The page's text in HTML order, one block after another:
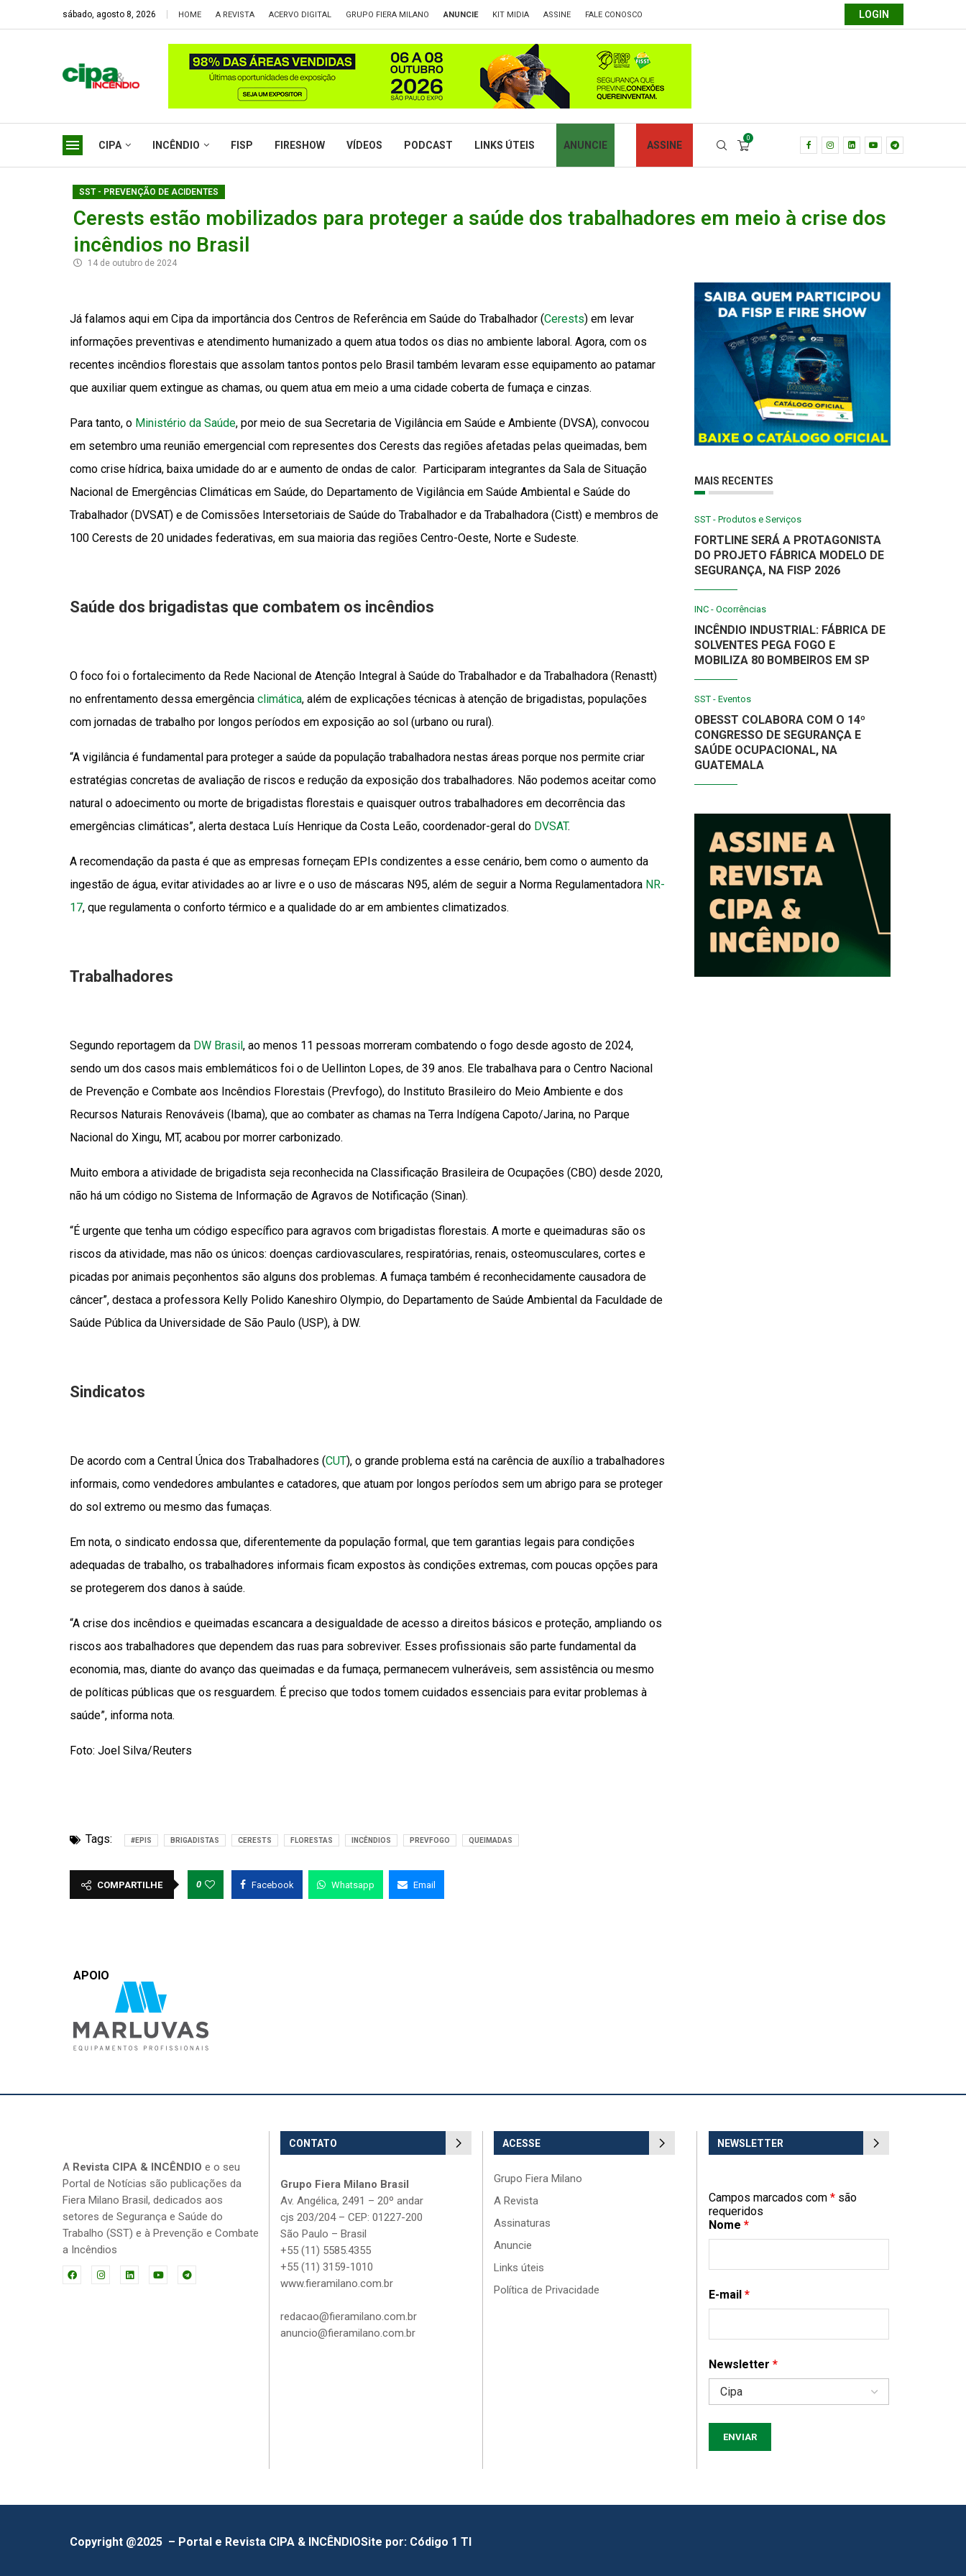
sábado, agosto 8, 2026 HOME A REVISTA ACERVO DIGITAL GRUPO FIERA MILANO ANUNCIE KIT MIDIA ASSINE FALE CONOSCO LOGIN
CIPA INCÊNDIO FISP FIRESHOW VÍDEOS PODCAST LINKS ÚTEIS ANUNCIE ASSINE
0
SST - PREVENÇÃO DE ACIDENTES
Cerests estão mobilizados para proteger a saúde dos trabalhadores em meio à crise dos
incêndios no Brasil
14 de outubro de 2024
Já falamos aqui em Cipa da importância dos Centros de Referência em Saúde do Trabalhador (Cerests) em levar
informações preventivas e atendimento humanizado a quem atua todos os dias no ambiente laboral. Agora, com os
recentes incêndios florestais que assolam tantos pontos pelo Brasil também levaram esse equipamento ao patamar
que auxiliar quem extingue as chamas, ou quem atua em meio a uma cidade coberta de fumaça e cinzas.
Para tanto, o Ministério da Saúde, por meio de sua Secretaria de Vigilância em Saúde e Ambiente (DVSA), convocou
em setembro uma reunião emergencial com representes dos Cerests das regiões afetadas pelas queimadas, bem
como crise hídrica, baixa umidade do ar e aumento de ondas de calor. Participaram integrantes da Sala de Situação
Nacional de Emergências Climáticas em Saúde, do Departamento de Vigilância em Saúde Ambiental e Saúde do
Trabalhador (DVSAT) e de Comissões Intersetoriais de Saúde do Trabalhador e da Trabalhadora (Cistt) e membros de
100 Cerests de 20 unidades federativas, em sua maioria das regiões Centro-Oeste, Norte e Sudeste.
Saúde dos brigadistas que combatem os incêndios
O foco foi o fortalecimento da Rede Nacional de Atenção Integral à Saúde do Trabalhador e da Trabalhadora (Renastt)
no enfrentamento dessa emergência climática, além de explicações técnicas à atenção de brigadistas, populações
com jornadas de trabalho por longos períodos em exposição ao sol (urbano ou rural).
“A vigilância é fundamental para proteger a saúde da população trabalhadora nestas áreas porque nos permite criar
estratégias concretas de avaliação de riscos e redução da exposição dos trabalhadores. Não podemos aceitar como
natural o adoecimento ou morte de brigadistas florestais e quaisquer outros trabalhadores em decorrência das
emergências climáticas”, alerta destaca Luís Henrique da Costa Leão, coordenador-geral do DVSAT.
A recomendação da pasta é que as empresas forneçam EPIs condizentes a esse cenário, bem como o aumento da
ingestão de água, evitar atividades ao ar livre e o uso de máscaras N95, além de seguir a Norma Regulamentadora NR-
17, que regulamenta o conforto térmico e a qualidade do ar em ambientes climatizados.
Trabalhadores
Segundo reportagem da DW Brasil, ao menos 11 pessoas morreram combatendo o fogo desde agosto de 2024,
sendo um dos casos mais emblemáticos foi o de Uellinton Lopes, de 39 anos. Ele trabalhava para o Centro Nacional
de Prevenção e Combate aos Incêndios Florestais (Prevfogo), do Instituto Brasileiro do Meio Ambiente e dos
Recursos Naturais Renováveis (Ibama), que ao combater as chamas na Terra Indígena Capoto/Jarina, no Parque
Nacional do Xingu, MT, acabou por morrer carbonizado.
Muito embora a atividade de brigadista seja reconhecida na Classificação Brasileira de Ocupações (CBO) desde 2020,
não há um código no Sistema de Informação de Agravos de Notificação (Sinan).
“É urgente que tenha um código específico para agravos com brigadistas florestais. A morte e queimaduras são os
riscos da atividade, mas não os únicos: doenças cardiovasculares, respiratórias, renais, osteomusculares, cortes e
picadas por animais peçonhentos são alguns dos problemas. A fumaça também é reconhecidamente causadora de
câncer”, destaca a professora Kelly Polido Kaneshiro Olympio, do Departamento de Saúde Ambiental da Faculdade de
Saúde Pública da Universidade de São Paulo (USP), à DW.
Sindicatos
De acordo com a Central Única dos Trabalhadores (CUT), o grande problema está na carência de auxílio a trabalhadores
informais, como vendedores ambulantes e catadores, que atuam por longos períodos sem um abrigo para se proteger
do sol extremo ou mesmo das fumaças.
Em nota, o sindicato endossa que, diferentemente da população formal, que tem garantias legais para condições
adequadas de trabalho, os trabalhadores informais ficam expostos às condições extremas, com poucas opções para
se protegerem dos danos à saúde.
“A crise dos incêndios e queimadas escancara a desigualdade de acesso a direitos básicos e proteção, ampliando os
riscos aos trabalhadores que dependem das ruas para sobreviver. Esses profissionais são parte fundamental da
economia, mas, diante do avanço das queimadas e da fumaça, permanecem vulneráveis, sem assistência ou mesmo
de políticas públicas que os resguardem. É preciso que todos tomem cuidados essenciais para evitar problemas à
saúde”, informa nota.
Foto: Joel Silva/Reuters
Tags: #EPIS BRIGADISTAS CERESTS FLORESTAS INCÊNDIOS PREVFOGO QUEIMADAS
COMPARTILHE 0 Facebook Whatsapp Email
MAIS RECENTES
SST - Produtos e Serviços
FORTLINE SERÁ A PROTAGONISTA
DO PROJETO FÁBRICA MODELO DE
SEGURANÇA, NA FISP 2026
INC - Ocorrências
INCÊNDIO INDUSTRIAL: FÁBRICA DE
SOLVENTES PEGA FOGO E
MOBILIZA 80 BOMBEIROS EM SP
SST - Eventos
OBESST COLABORA COM O 14º
CONGRESSO DE SEGURANÇA E
SAÚDE OCUPACIONAL, NA
GUATEMALA
APOIO
A Revista CIPA & INCÊNDIO e o seu
Portal de Notícias são publicações da
Fiera Milano Brasil, dedicados aos
setores de Segurança e Saúde do
Trabalho (SST) e à Prevenção e Combate
a Incêndios
CONTATO
Grupo Fiera Milano Brasil
Av. Angélica, 2491 – 20º andar
cjs 203/204 – CEP: 01227-200
São Paulo – Brasil
+55 (11) 5585.4355
+55 (11) 3159-1010
www.fieramilano.com.br
redacao@fieramilano.com.br
anuncio@fieramilano.com.br
ACESSE
Grupo Fiera Milano
A Revista
Assinaturas
Anuncie
Links úteis
Política de Privacidade
NEWSLETTER
Campos marcados com *são
requeridos
Nome *
E-mail *
Newsletter *
Copyright @2025 – Portal e Revista CIPA & INCÊNDIOSite por: Código 1 TI